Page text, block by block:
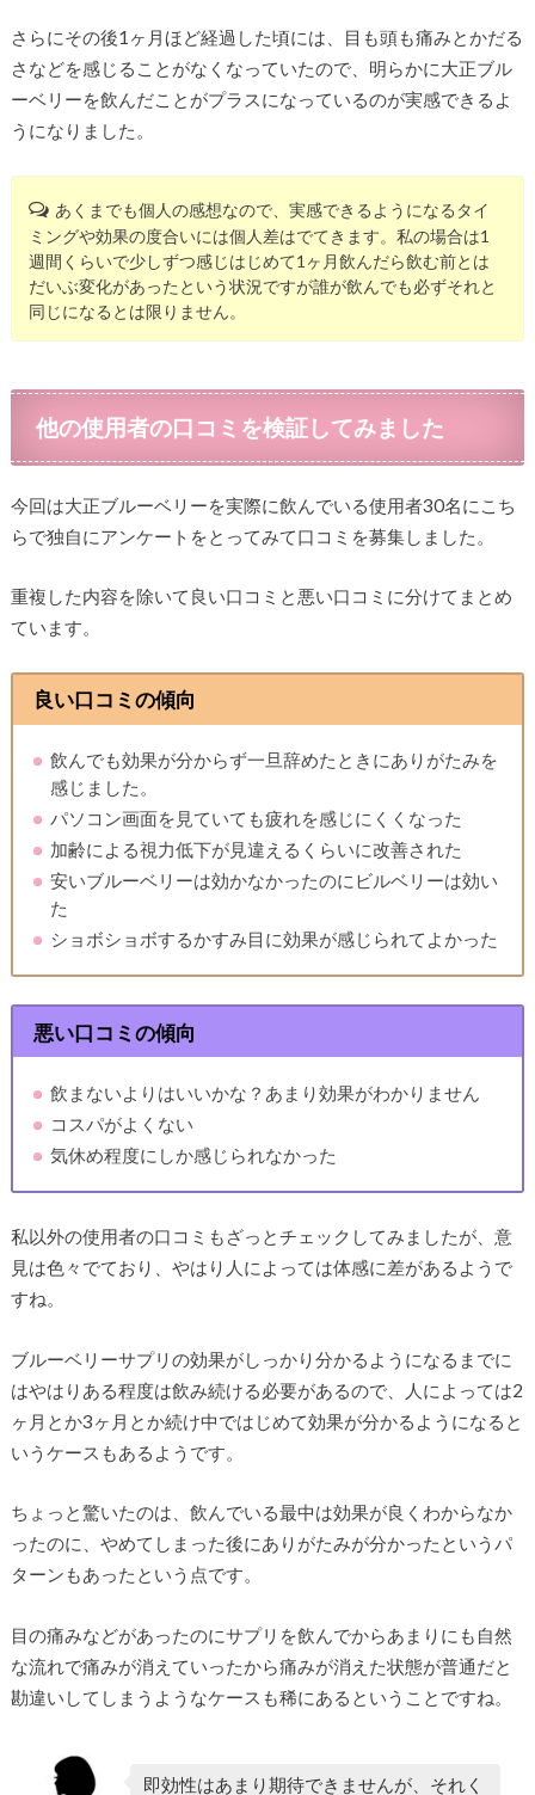
さらにその後1ヶ月ほど経過した頃には、目も頭も痛みとかだる
さなどを感じることがなくなっていたので、明らかに大正ブル
ーベリーを飲んだことがプラスになっているのが実感できるよ
うになりました。
あくまでも個人の感想なので、実感できるようになるタイ
ミングや効果の度合いには個人差はでてきます。私の場合は1
週間くらいで少しずつ感じはじめて1ヶ月飲んだら飲む前とは
だいぶ変化があったという状況ですが誰が飲んでも必ずそれと
同じになるとは限りません。
他の使用者の口コミを検証してみました
今回は大正ブルーベリーを実際に飲んでいる使用者30名にこち
らで独自にアンケートをとってみて口コミを募集しました。
重複した内容を除いて良い口コミと悪い口コミに分けてまとめ
ています。
良い口コミの傾向
飲んでも効果が分からず一旦辞めたときにありがたみを
感じました。
パソコン画面を見ていても疲れを感じにくくなった
加齢による視力低下が見違えるくらいに改善された
安いブルーベリーは効かなかったのにビルベリーは効い
た
ショボショボするかすみ目に効果が感じられてよかった
悪い口コミの傾向
飲まないよりはいいかな？あまり効果がわかりません
コスパがよくない
気休め程度にしか感じられなかった
私以外の使用者の口コミもざっとチェックしてみましたが、意
見は色々でており、やはり人によっては体感に差があるようで
すね。
ブルーベリーサプリの効果がしっかり分かるようになるまでに
はやはりある程度は飲み続ける必要があるので、人によっては2
ヶ月とか3ヶ月とか続け中ではじめて効果が分かるようになると
いうケースもあるようです。
ちょっと驚いたのは、飲んでいる最中は効果が良くわからなか
ったのに、やめてしまった後にありがたみが分かったというパ
ターンもあったという点です。
目の痛みなどがあったのにサプリを飲んでからあまりにも自然
な流れで痛みが消えていったから痛みが消えた状態が普通だと
勘違いしてしまうようなケースも稀にあるということですね。
即効性はあまり期待できませんが、それく